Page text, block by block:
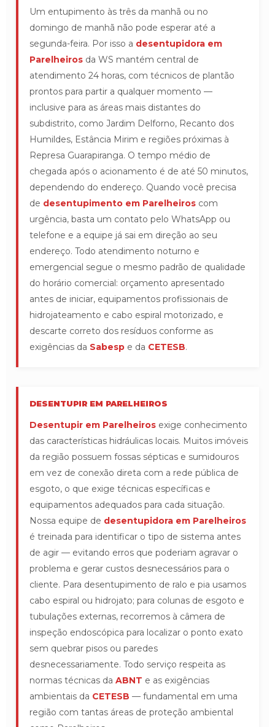
Um entupimento às três da manhã ou no
domingo de manhã não pode esperar até a
segunda-feira. Por isso a desentupidora em
Parelheiros da WS mantém central de
atendimento 24 horas, com técnicos de plantão
prontos para partir a qualquer momento —
inclusive para as áreas mais distantes do
subdistrito, como Jardim Delforno, Recanto dos
Humildes, Estância Mirim e regiões próximas à
Represa Guarapiranga. O tempo médio de
chegada após o acionamento é de até 50 minutos,
dependendo do endereço. Quando você precisa
de desentupimento em Parelheiros com
urgência, basta um contato pelo WhatsApp ou
telefone e a equipe já sai em direção ao seu
endereço. Todo atendimento noturno e
emergencial segue o mesmo padrão de qualidade
do horário comercial: orçamento apresentado
antes de iniciar, equipamentos profissionais de
hidrojateamento e cabo espiral motorizado, e
descarte correto dos resíduos conforme as
exigências da Sabesp e da CETESB.
DESENTUPIR EM PARELHEIROS
Desentupir em Parelheiros exige conhecimento
das características hidráulicas locais. Muitos imóveis
da região possuem fossas sépticas e sumidouros
em vez de conexão direta com a rede pública de
esgoto, o que exige técnicas específicas e
equipamentos adequados para cada situação.
Nossa equipe de desentupidora em Parelheiros
é treinada para identificar o tipo de sistema antes
de agir — evitando erros que poderiam agravar o
problema e gerar custos desnecessários para o
cliente. Para desentupimento de ralo e pia usamos
cabo espiral ou hidrojato; para colunas de esgoto e
tubulações externas, recorremos à câmera de
inspeção endoscópica para localizar o ponto exato
sem quebrar pisos ou paredes
desnecessariamente. Todo serviço respeita as
normas técnicas da ABNT e as exigências
ambientais da CETESB — fundamental em uma
região com tantas áreas de proteção ambiental